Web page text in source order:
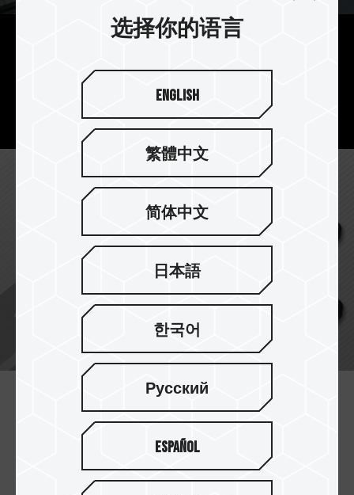
大挂孔设计，可作吊饰、钥匙圈，日常使用带着
充足的储存空间选择
提供 32GB / 64GB / 256GB / 512GB 多容量选
选择你的语言
English
繁體中文
简体中文
日本語
한국어
Русский
Español